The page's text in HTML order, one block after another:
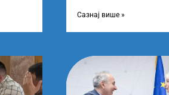
Сазнај више »